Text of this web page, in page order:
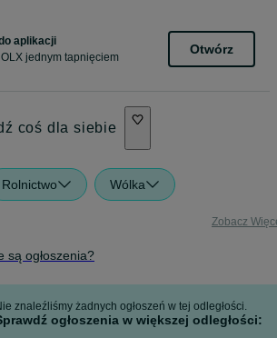
aplikacji
jednym tapnięciem
Otwórz
coś dla siebie
Rolnictwo Wólka
Zobacz
są ogłoszenia?
znaleźliśmy żadnych ogłoszeń w tej odległości.
ogłoszenia w większej odległości: